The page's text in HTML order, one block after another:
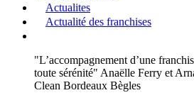
Actualites
Actualité des franchises
"L’accompagnement d’une
toute sérénité" Anaëlle Ferry et
Clean Bordeaux Bègles